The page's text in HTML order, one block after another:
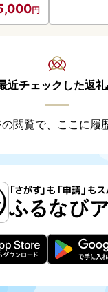
近チェックした返
閲覧で、ここに履